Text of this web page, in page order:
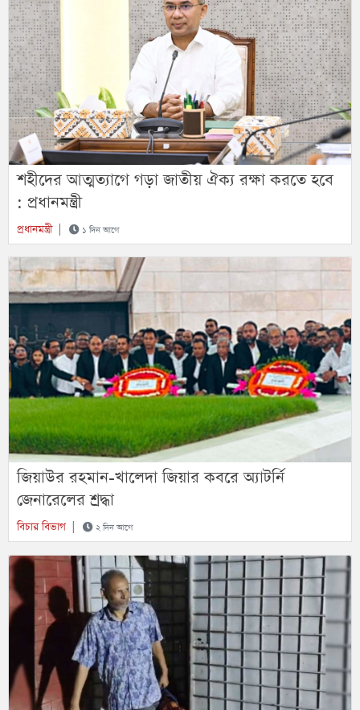
শহীদের আত্মত্যাগে গড়া জাতীয় ঐক্য রক্ষা করতে হবে
: প্রধানমন্ত্রী
প্রধানমন্ত্রী| ১ দিন আগে
জিয়াউর রহমান-খালেদা জিয়ার কবরে অ্যাটর্নি
জেনারেলের শ্রদ্ধা
বিচার বিভাগ ২ দিন আগে